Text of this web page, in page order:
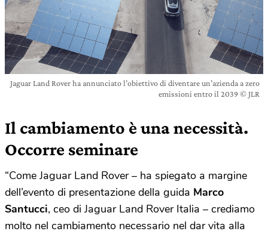
Jaguar Land Rover ha annunciato l’obiettivo di diventare un’azienda a zero
emissioni entro il 2039 © JLR
Il cambiamento è una necessità.
Occorre seminare
“Come Jaguar Land Rover – ha spiegato a margine
dell’evento di presentazione della guida Marco
Santucci, ceo di Jaguar Land Rover Italia – crediamo
molto nel cambiamento necessario nel dar vita alla